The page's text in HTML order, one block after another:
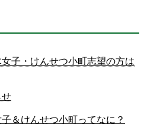
子・けんせつ小町志望の方は
せ
＆けんせつ小町ってなに？